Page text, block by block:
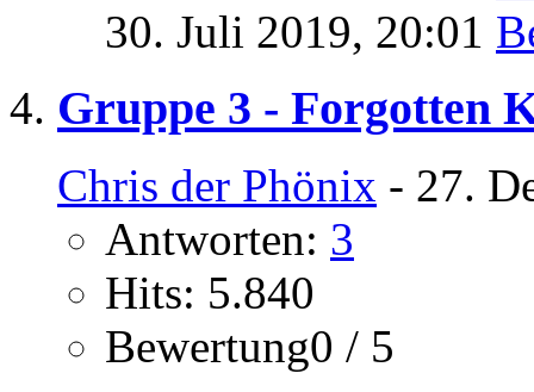
30. Juli 2019, 20:01
Gruppe 3 - Forgotten
Chris der Phönix - 27.
Antworten: 3
Hits: 5.840
Bewertung0 / 5